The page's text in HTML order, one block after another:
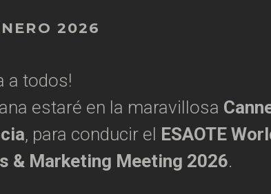
2026
a todos!
estaré en la maravillosa
, para conducir el ESAOTE
& Marketing Meeting 2026.